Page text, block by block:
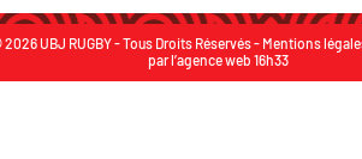
UBJ RUGBY - Tous Droits Réservés - Mentions
parl’agence web 16h33